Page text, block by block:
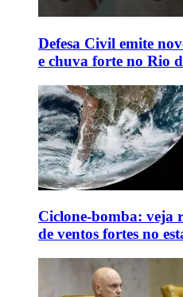
Defesa Civil emite
e chuva forte no Rio
Ciclone-bomba: veja
de ventos fortes no